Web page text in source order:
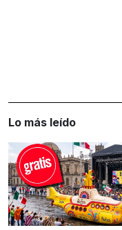
Lo más leído